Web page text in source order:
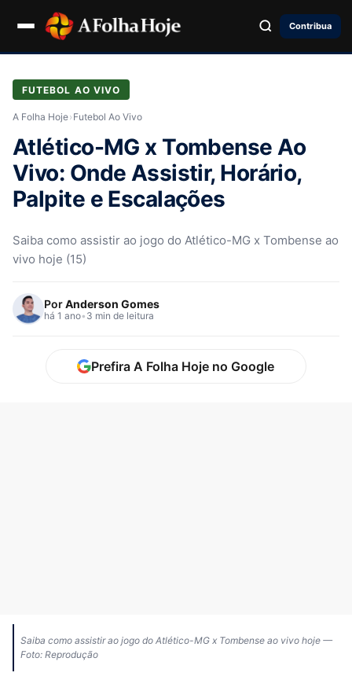
Contribua
FUTEBOL AO VIVO
A Folha Hoje› Futebol Ao Vivo
Atlético-MG x Tombense Ao
Vivo: Onde Assistir, Horário,
Palpite e Escalações
Saiba como assistir ao jogo do Atlético-MG x Tombense ao
vivo hoje (15)
PorAnderson Gomes
há 1 ano• 3 min de leitura
Prefira A Folha Hoje no Google
Saiba como assistir ao jogo do Atlético-MG x Tombense ao vivo hoje —
Foto: Reprodução